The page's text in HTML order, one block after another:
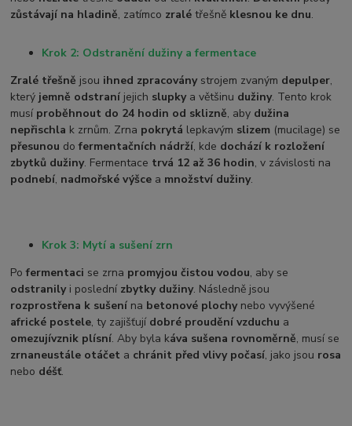
zůstávají na hladině, zatímco zralé třešně klesnou ke dnu.
Krok 2: Odstranění dužiny a fermentace
Zralé třešně jsou ihned zpracoványstrojem zvaným depulper,
který jemně odstraní jejich slupkya většinu dužiny. Tento krok
musí proběhnout do 24 hodin od sklizně, aby dužina
nepřischla k zrnům. Zrna pokrytá lepkavým slizem (mucilage) se
přesunou dofermentačních nádrží, kde dochází k rozložení
zbytků dužiny. Fermentace trvá 12 až 36 hodin, v závislosti na
podnebí, nadmořské výšce a množství dužiny.
Krok 3: Mytí a sušení zrn
Pofermentaci se zrna promyjou čistou vodou, aby se
odstranilyi poslední zbytky dužiny. Následně jsou
rozprostřena k sušení na betonové plochynebo vyvýšené
africké postele, ty zajišťují dobré proudění vzduchu a
omezujívznik plísní. Aby byla káva sušena rovnoměrně, musí se
zrnaneustále otáčet a chránit před vlivy počasí, jako jsou rosa
nebo déšť.